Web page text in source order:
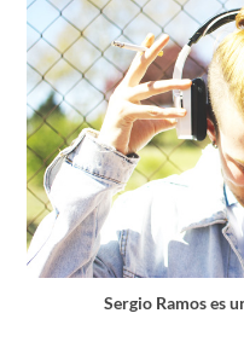
Sergio Ramos es